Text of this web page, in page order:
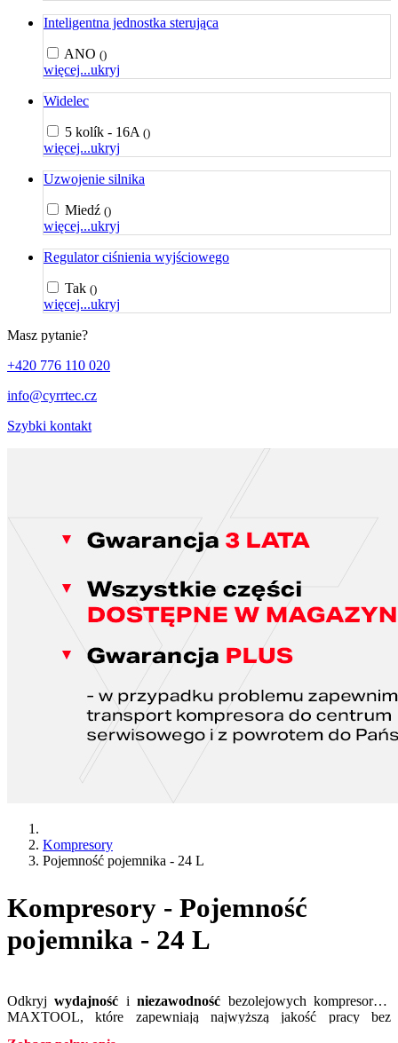
Inteligentna jednostka sterująca
ANO ()
więcej...ukryj
Widelec
5 kolík - 16A ()
więcej...ukryj
Uzwojenie silnika
Miedź ()
więcej...ukryj
Regulator ciśnienia wyjściowego
Tak ()
więcej...ukryj
Masz pytanie?
+420 776 110 020
info@cyrrtec.cz
Szybki kontakt
Kompresory
Pojemność pojemnika - 24 L
Kompresory - Pojemność
pojemnika - 24 L
Odkryj wydajność i niezawodność bezolejowych kompresorów
MAXTOOL, które zapewniają najwyższą jakość pracy bez